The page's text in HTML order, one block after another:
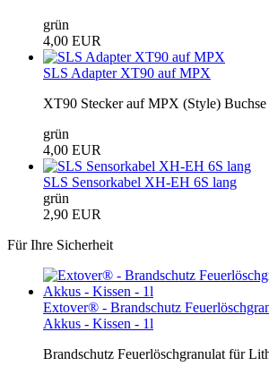
grün
4,00 EUR
SLS Adapter XT90 auf MPX
XT90 Stecker auf MPX (Style) Buchse
grün
4,00 EUR
SLS Sensorkabel XH-EH 6S lang
grün
2,90 EUR
Für Ihre Sicherheit
Extover® - Brandschutz
Akkus - Kissen - 1l
Brandschutz Feuerlöschgranulat für